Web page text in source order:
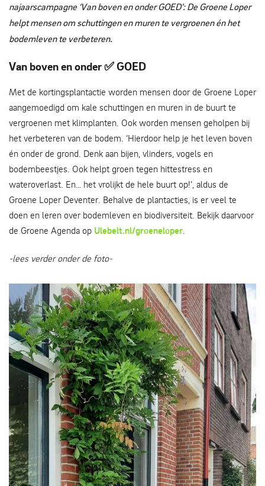
najaarscampagne ‘Van boven en onder GOED’: De Groene Loper
helpt mensen om schuttingen en muren te vergroenen én het
bodemleven te verbeteren.
Van boven en onder ✅ GOED
Met de kortingsplantactie worden mensen door de Groene Loper
aangemoedigd om kale schuttingen en muren in de buurt te
vergroenen met klimplanten. Ook worden mensen geholpen bij
het verbeteren van de bodem. ‘Hierdoor help je het leven boven
én onder de grond. Denk aan bijen, vlinders, vogels en
bodembeestjes. Ook helpt groen tegen hittestress en
wateroverlast. En… het vrolijkt de hele buurt op!’, aldus de
Groene Loper Deventer. Behalve de plantacties, is er veel te
doen en leren over bodemleven en biodiversiteit. Bekijk daarvoor
de Groene Agenda op Ulebelt.nl/groeneloper.
-lees verder onder de foto-